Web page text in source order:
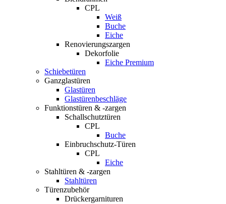
CPL
Weiß
Buche
Eiche
Renovierungszargen
Dekorfolie
Eiche Premium
Schiebetüren
Ganzglastüren
Glastüren
Glastürenbeschläge
Funktionstüren & -zargen
Schallschutztüren
CPL
Buche
Einbruchschutz-Türen
CPL
Eiche
Stahltüren & -zargen
Stahltüren
Türenzubehör
Drückergarnituren